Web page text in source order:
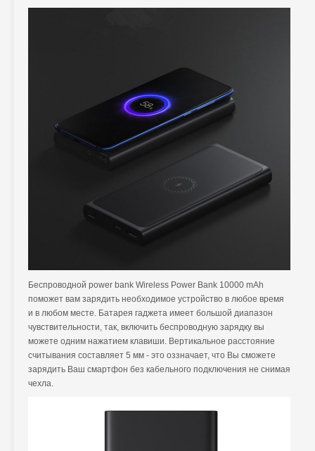
Беспроводной power bank Wireless Power Bank 10000 mAh
поможет вам зарядить необходимое устройство в любое время
и в любом месте. Батарея гаджета имеет большой диапазон
чувствительности, так, включить беспроводную зарядку вы
можете одним нажатием клавиши. Вертикальное расстояние
считывания составляет 5 мм - это оззначает, что Вы сможете
зарядить Ваш смартфон без кабельного подключения не снимая
чехла.